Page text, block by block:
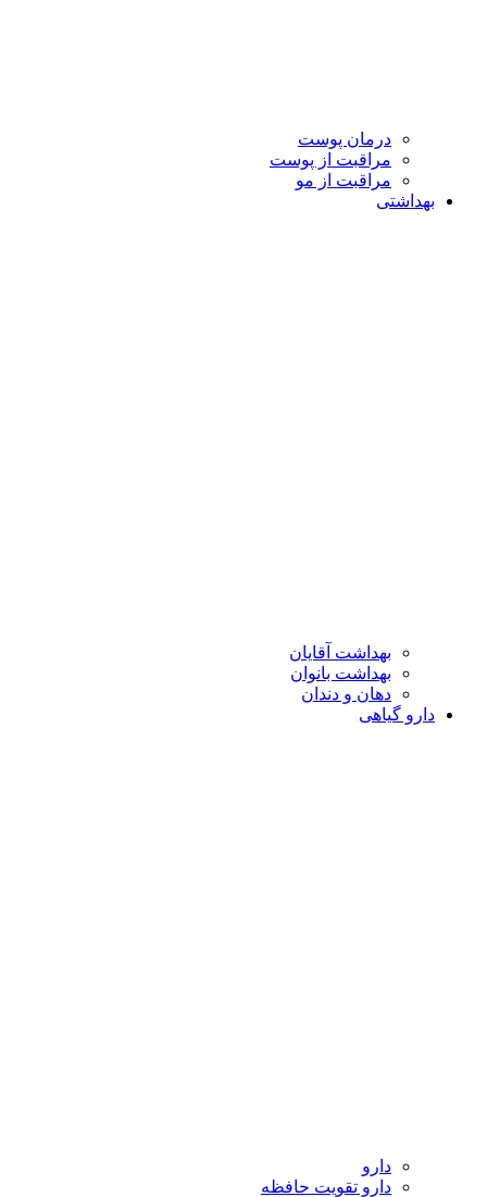
درمان پوست
مراقبت از پوست
مراقبت از مو
بهداشتی
بهداشت آقایان
بهداشت بانوان
دهان و دندان
دارو گیاهی
دارو
دارو تقویت حافظه